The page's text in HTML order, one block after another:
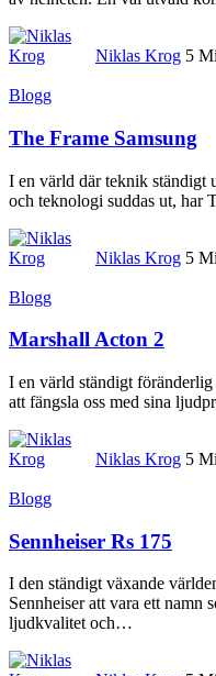
Niklas Krog 5
Blogg
The Frame Samsung
I en värld där teknik ständigt
och teknologi suddas ut, har
Niklas Krog 5
Blogg
Marshall Acton 2
I en värld ständigt
att fängsla oss med sina
Niklas Krog 5
Blogg
Sennheiser Rs 175
I den ständigt växande
Sennheiser att vara ett namn
ljudkvalitet och…